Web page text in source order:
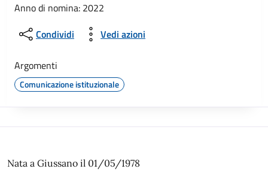
Anno di nomina: 2022
Condividi
Vedi azioni
Argomenti
Comunicazione istituzionale
Nata a Giussano il 01/05/1978